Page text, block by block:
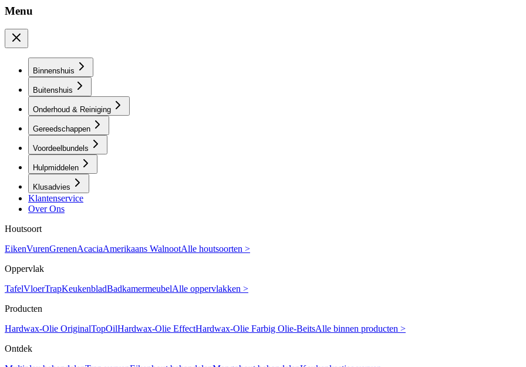
Menu
Binnenshuis
Buitenshuis
Onderhoud & Reiniging
Gereedschappen
Voordeelbundels
Hulpmiddelen
Klusadvies
Klantenservice
Over Ons
Houtsoort
EikenVurenGrenenAcaciaAmerikaans WalnootAlle houtsoorten >
Oppervlak
TafelVloerTrapKeukenbladBadkamermeubelAlle oppervlakken >
Producten
Hardwax-Olie OriginalTopOilHardwax-Olie EffectHardwax-Olie Farbig Olie-BeitsAlle binnen producten >
Ontdek